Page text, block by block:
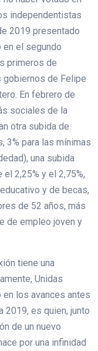
independentistas
2019 presentado
en el segundo
primeros de
de Felipe
En febrero de
sociales de la
otra subida de
3% para las mínimas
una subida
2,25% y el 2,75%,
y de becas,
de 52 años, más
de empleo joven y
tiene una
Unidas
los avances antes
2019, es quien, junto
de un nuevo
por una infinidad